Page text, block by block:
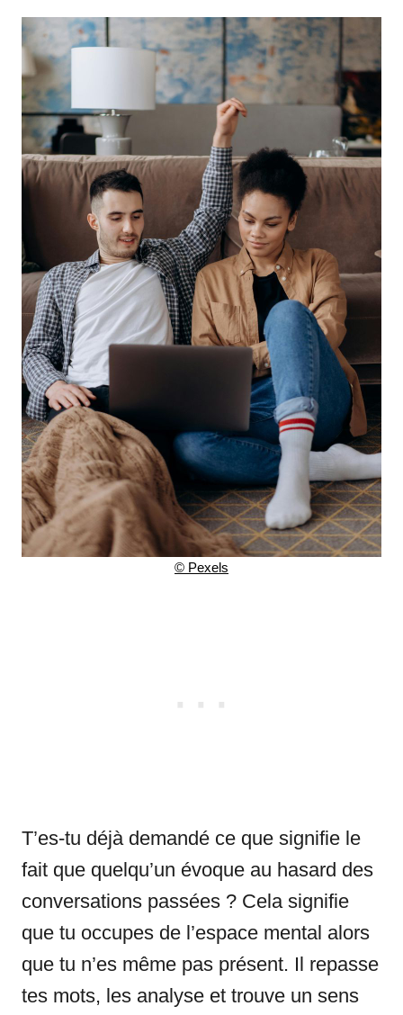
© Pexels
T’es-tu déjà demandé ce que signifie le
fait que quelqu’un évoque au hasard des
conversations passées ? Cela signifie
que tu occupes de l’espace mental alors
que tu n’es même pas présent. Il repasse
tes mots, les analyse et trouve un sens